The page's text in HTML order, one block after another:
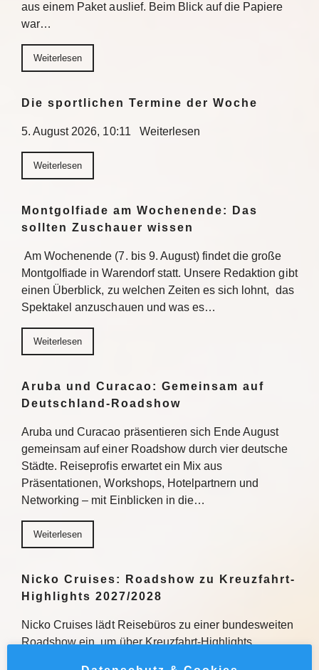
aus einem Paket auslief. Beim Blick auf die Papiere
war…
Weiterlesen
Die sportlichen Termine der Woche
5. August 2026, 10:11 Weiterlesen
Weiterlesen
Montgolfiade am Wochenende: Das
sollten Zuschauer wissen
Am Wochenende (7. bis 9. August) findet die große
Montgolfiade in Warendorf statt. Unsere Redaktion gibt
einen Überblick, zu welchen Zeiten es sich lohnt, das
Spektakel anzuschauen und was es…
Weiterlesen
Aruba und Curacao: Gemeinsam auf
Deutschland-Roadshow
Aruba und Curacao präsentieren sich Ende August
gemeinsam auf einer Roadshow durch vier deutsche
Städte. Reiseprofis erwartet ein Mix aus
Präsentationen, Workshops, Hotelpartnern und
Networking – mit Einblicken in die…
Weiterlesen
Nicko Cruises: Roadshow zu Kreuzfahrt-
Highlights 2027/2028
Nicko Cruises lädt Reisebüros zu einer bundesweiten
Roadshow ein, um über Kreuzfahrt-Highlights